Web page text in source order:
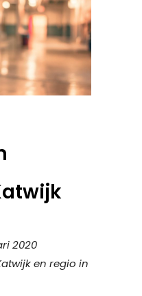
2020
en regio in